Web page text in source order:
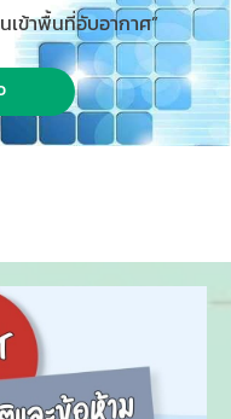
ข้าพื้นที่อับอากาศ”